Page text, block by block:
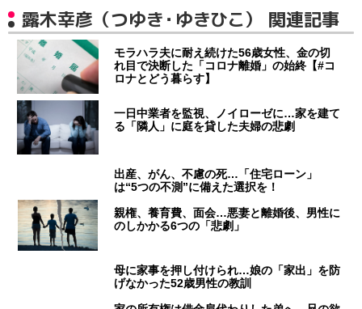
露木幸彦（つゆき・ゆきひこ） 関連記事
モラハラ夫に耐え続けた56歳女性、金の切
れ目で決断した「コロナ離婚」の始終【#コ
ロナとどう暮らす】
一日中業者を監視、ノイローゼに…家を建て
る「隣人」に庭を貸した夫婦の悲劇
出産、がん、不慮の死…「住宅ローン」
は“5つの不測”に備えた選択を！
親権、養育費、面会…悪妻と離婚後、男性に
のしかかる6つの「悲劇」
母に家事を押し付けられ…娘の「家出」を防
げなかった52歳男性の教訓